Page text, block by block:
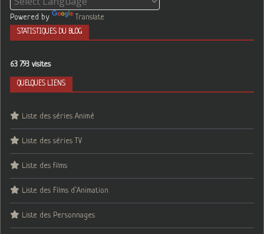
Powered by Translate
STATISTIQUES DU BLOG
63 793 visites
QUELQUES LIENS
Liste des séries Animé
Liste des séries TV
Liste des films
Liste des Films d’Animation
Liste des Personnages